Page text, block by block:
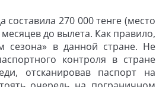
270 000 тенге (место
до вылета. Как правило,
сезона» в данной стране. Не
контроля в стране
отсканировав паспорт на